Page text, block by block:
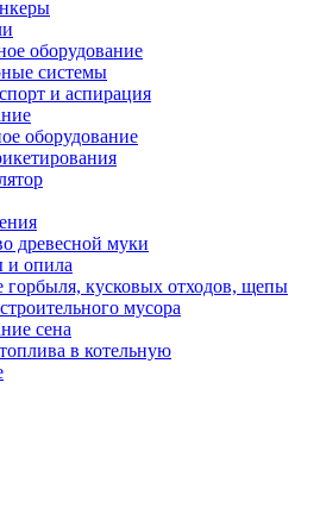
оборудование
системы
и аспирация
оборудование
древесной муки
опила
горбыля, кусковых отходов, щепы
мусора
сена
в котельную